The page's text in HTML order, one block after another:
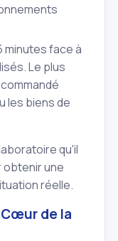
minutes face à
Le plus
les biens de
qu'il
obtenir une
réelle.
de la